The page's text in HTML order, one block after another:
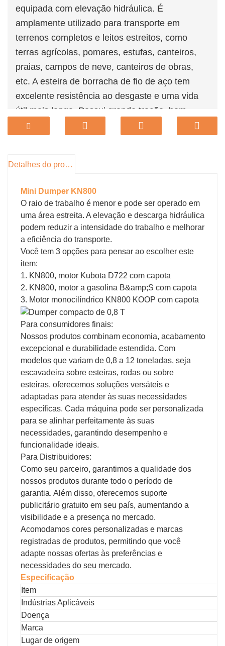
equipada com elevação hidráulica. É
amplamente utilizado para transporte em
terrenos completos e leitos estreitos, como
terras agrícolas, pomares, estufas, canteiros,
praias, campos de neve, canteiros de obras,
etc. A esteira de borracha de fio de aço tem
excelente resistência ao desgaste e uma vida
útil mais longa. Possui grande tração, bom
desempenho de escalada e forte capacidade de
operar.
Detalhes do produto
Mini Dumper KN800
O raio de trabalho é menor e pode ser operado em
uma área estreita. A elevação e descarga hidráulica
podem reduzir a intensidade do trabalho e melhorar
a eficiência do transporte.
Você tem 3 opções para pensar ao escolher este
item:
1. KN800, motor Kubota D722 com capota
2. KN800, motor a gasolina B&amp;S com capota
3. Motor monocilíndrico KN800 KOOP com capota
Para consumidores finais:
Nossos produtos combinam economia, acabamento
excepcional e durabilidade estendida. Com
modelos que variam de 0,8 a 12 toneladas, seja
escavadeira sobre esteiras, rodas ou sobre
esteiras, oferecemos soluções versáteis e
adaptadas para atender às suas necessidades
específicas. Cada máquina pode ser personalizada
para se alinhar perfeitamente às suas
necessidades, garantindo desempenho e
funcionalidade ideais.
Para Distribuidores:
Como seu parceiro, garantimos a qualidade dos
nossos produtos durante todo o período de
garantia. Além disso, oferecemos suporte
publicitário gratuito em seu país, aumentando a
visibilidade e a presença no mercado.
Acomodamos cores personalizadas e marcas
registradas de produtos, permitindo que você
adapte nossas ofertas às preferências e
necessidades do seu mercado.
Especificação
Item
Indústrias Aplicáveis
Doença
Marca
Lugar de origem